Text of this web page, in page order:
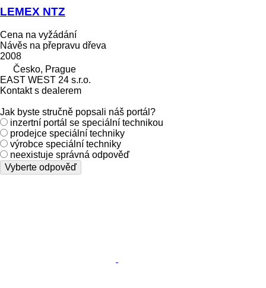
LEMEX NTZ
Cena na vyžádání
Návěs na přepravu dřeva
2008
Česko, Prague
EAST WEST 24 s.r.o.
Kontakt s dealerem
Jak byste stručně popsali náš portál?
inzertní portál se speciální technikou
prodejce speciální techniky
výrobce speciální techniky
neexistuje správná odpověď
Vyberte odpověď